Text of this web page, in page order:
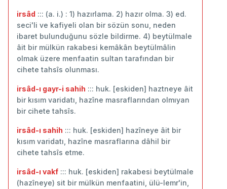
irsâd ::: (a. i.) : 1) hazırlama. 2) hazır olma. 3) ed.
seci'li ve kafiyeli olan bir sözün sonu, neden
ibaret bulunduğunu sözle bildirme. 4) beytülmale
âit bir mülkün rakabesi kemâkân beytülmâlin
olmak üzere menfaatin sultan tarafından bir
cihete tahsîs olunması.
irsâd-ı gayr-i sahih ::: huk. [eskiden] haztneye âit
bir kısım varidatı, hazîne masraflarından olmıyan
bir cihete tahsîs.
irsâd-ı sahih ::: huk. [eskiden] hazîneye âit bir
kısım varidatı, hazîne masraflarına dâhil bir
cihete tahsîs etme.
irsâd-ı vakf ::: huk. [eskiden] rakabesi beytülmale
(hazîneye) sit bir mülkün menfaatini, ülü-lemr'in,